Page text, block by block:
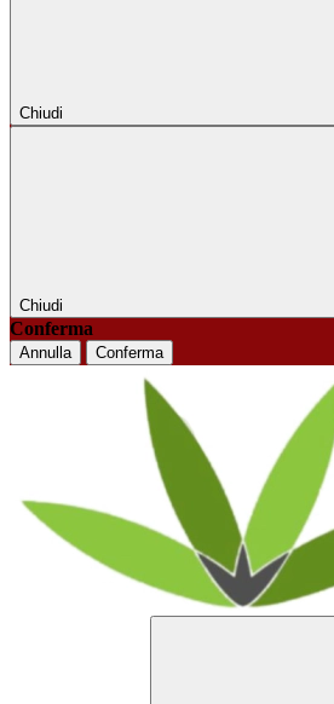
Chiudi
Chiudi
Conferma
Annulla Conferma